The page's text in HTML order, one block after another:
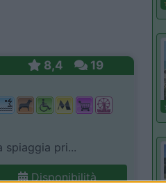
8,4 19
spiaggia pri...
Disponibilità